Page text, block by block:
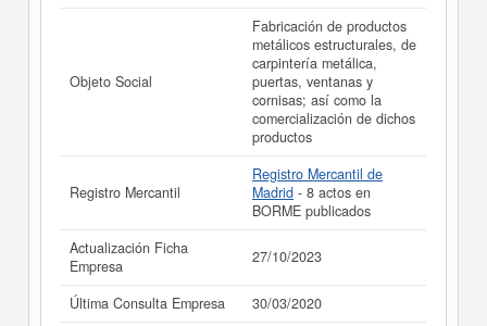
Objeto Social
Fabricación de productos
metálicos estructurales, de
carpintería metálica,
puertas, ventanas y
cornisas; así como la
comercialización de dichos
productos
Registro Mercantil
Registro Mercantil de
Madrid - 8 actos en
BORME publicados
Actualización Ficha
Empresa
27/10/2023
Última Consulta Empresa
30/03/2020